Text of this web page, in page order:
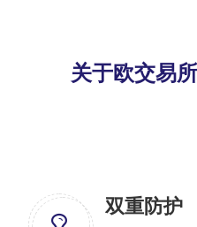
关于欧交易
双重防护